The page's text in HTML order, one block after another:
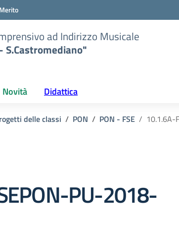
ad Indirizzo Musicale
S.Castromediano"
Novità Didattica
delle classi PON PON - FSE 10.1.6A-
PU-2018-